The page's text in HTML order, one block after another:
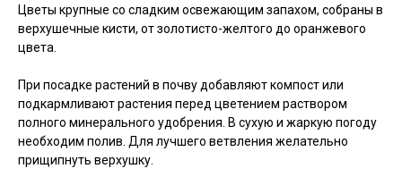
Цветы крупные со сладким освежающим запахом, собраны в
верхушечные кисти, от золотисто-желтого до оранжевого
цвета.
При посадке растений в почву добавляют компост или
подкармливают растения перед цветением раствором
полного минерального удобрения. В сухую и жаркую погоду
необходим полив. Для лучшего ветвления желательно
прищипнуть верхушку.